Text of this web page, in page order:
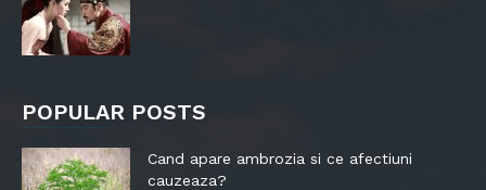
POPULAR POSTS
Cand apare ambrozia si ce afectiuni
cauzeaza?